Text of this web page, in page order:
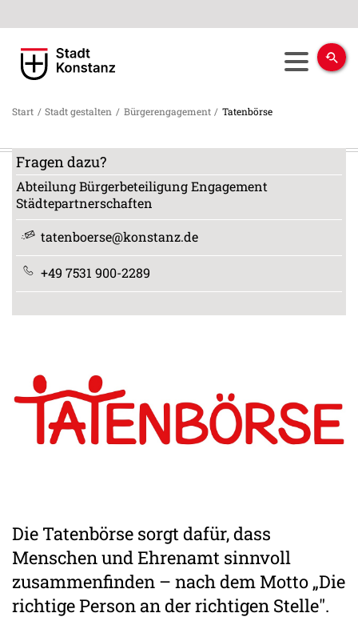
Start / Stadt gestalten / Bürgerengagement / Tatenbörse
Fragen dazu?
Abteilung Bürgerbeteiligung Engagement
Städtepartnerschaften
tatenboerse@konstanz.de
+49 7531 900-2289
Die Tatenbörse sorgt dafür, dass
Menschen und Ehrenamt sinnvoll
zusammenfinden – nach dem Motto „Die
richtige Person an der richtigen Stelle".